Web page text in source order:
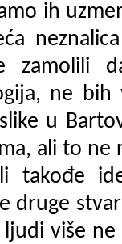
ih
zamolili
ne
u
ali to ne
takođe
druge
više ne